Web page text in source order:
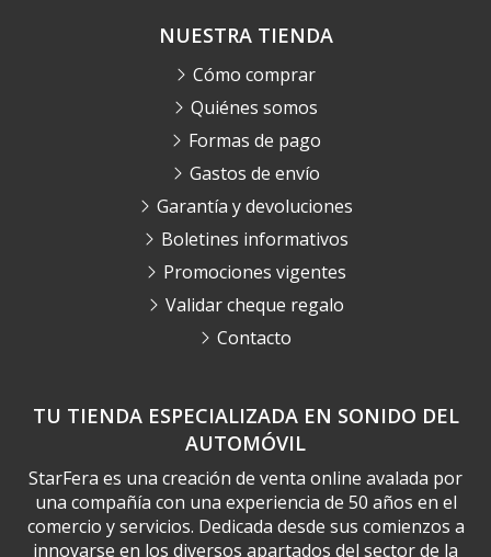
TU TIENDA ESPECIALIZADA EN SONIDO DEL
AUTOMÓVIL
StarFera es una creación de venta online avalada por
una compañía con una experiencia de 50 años en el
comercio y servicios. Dedicada desde sus comienzos a
innovarse en los diversos apartados del sector de la
NUESTRA TIENDA
Cómo comprar
Quiénes somos
Formas de pago
Gastos de envío
Garantía y devoluciones
Boletines informativos
Promociones vigentes
Validar cheque regalo
Contacto